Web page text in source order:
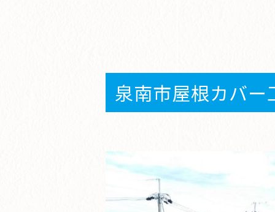
泉南市屋根カバー